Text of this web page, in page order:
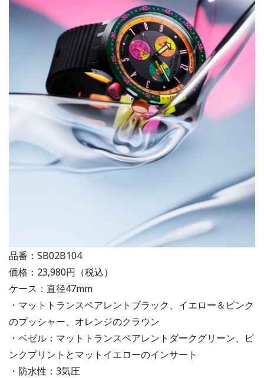
品番：SB02B104
価格：23,980円（税込）
ケース：直径47mm
・マットトランスペアレントブラック、イエロー＆ピンク
のプッシャー、オレンジのクラウン
・ベゼル：マットトランスペアレントダークグリーン、ピ
ンクプリントとマットイエローのインサート
・防水性：3気圧